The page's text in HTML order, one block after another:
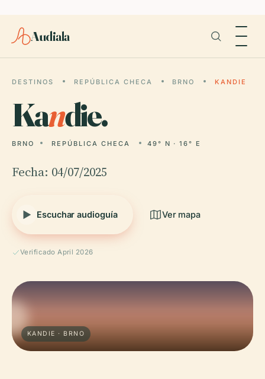
Audiala
DESTINOS REPÚBLICA CHECA BRNO KANDIE
Kandie.
BRNO REPÚBLICA CHECA 49° N · 16° E
Fecha: 04/07/2025
Escuchar audioguía Ver mapa
Verificado April 2026
KANDIE · BRNO